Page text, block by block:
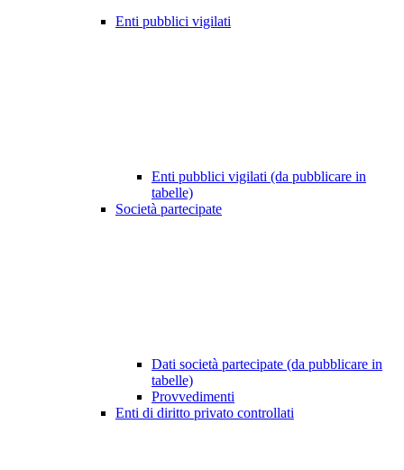
Enti pubblici vigilati
Enti pubblici vigilati (da pubblicare in
tabelle)
Società partecipate
Dati società partecipate (da pubblicare in
tabelle)
Provvedimenti
Enti di diritto privato controllati